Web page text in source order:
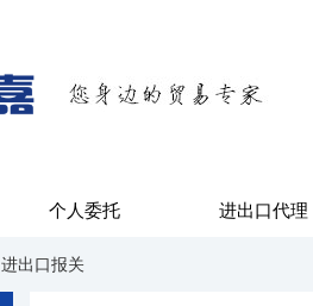
个人委托 进出口代理
进出口报关